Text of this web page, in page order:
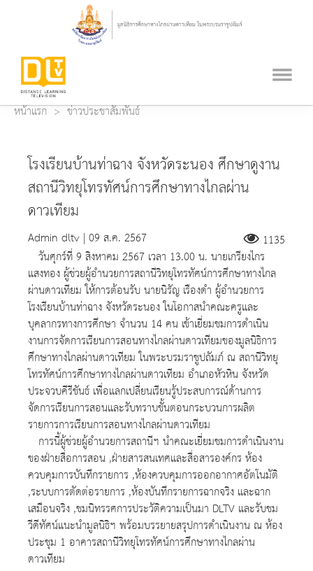
หน้าแรก ข่าวประชาสัมพันธ์
โรงเรียนบ้านท่าฉาง จังหวัดระนอง ศึกษาดูงาน
สถานีวิทยุโทรทัศน์การศึกษาทางไกลผ่าน
ดาวเทียม
Admin dltv | 09 ส.ค. 2567
1135
วันศุกร์ที่ 9 สิงหาคม 2567 เวลา 13.00 น. นายเกรียงไกร
แสงทอง ผู้ช่วยผู้อำนวยการสถานีวิทยุโทรทัศน์การศึกษาทางไกล
ผ่านดาวเทียม ให้การต้อนรับ นายนิรัญ เรืองดำ ผู้อำนวยการ
โรงเรียนบ้านท่าฉาง จังหวัดระนอง ในโอกาสนำคณะครูและ
บุคลากรทางการศึกษา จำนวน 14 คน เข้าเยี่ยมชมการดำเนิน
งานการจัดการเรียนการสอนทางไกลผ่านดาวเทียมของมูลนิธิการ
ศึกษาทางไกลผ่านดาวเทียม ในพระบรมราชูปถัมภ์ ณ สถานีวิทยุ
โทรทัศน์การศึกษาทางไกลผ่านดาวเทียม อำเภอหัวหิน จังหวัด
ประจวบคีรีขันธ์ เพื่อแลกเปลี่ยนเรียนรู้ประสบการณ์ด้านการ
จัดการเรียนการสอนและรับทราบขั้นตอนกระบวนการผลิต
รายการการเรียนการสอนทางไกลผ่านดาวเทียม
การนี้ผู้ช่วยผู้อำนวยการสถานีฯ นำคณะเยี่ยมชมการดำเนินงาน
ของฝ่ายสื่อการสอน ,ฝ่ายสารสนเทศและสื่อสารองค์กร ห้อง
ควบคุมการบันทึกรายการ ,ห้องควบคุมการออกอากาศอัตโนมัติ
,ระบบการตัดต่อรายการ ,ห้องบันทึกรายการฉากจริง และฉาก
เสมือนจริง ,ชมนิทรรศการประวัติความเป็นมา DLTV และรับชม
วีดีทัศน์แนะนำมูลนิธิฯ พร้อมบรรยายสรุปการดำเนินงาน ณ ห้อง
ประชุม 1 อาคารสถานีวิทยุโทรทัศน์การศึกษาทางไกลผ่าน
ดาวเทียม